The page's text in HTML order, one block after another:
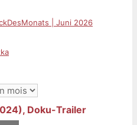
| Juni 2026
Doku-Trailer